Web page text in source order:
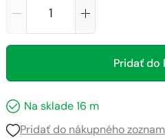
Pridať do
Na sklade16 m
Pridať do nákupného